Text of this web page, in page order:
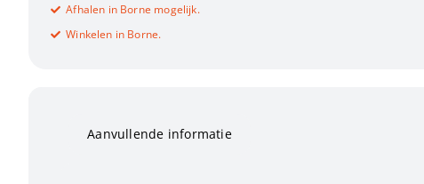
Afhalen in Borne mogelijk.
Winkelen in Borne.
Aanvullende informatie